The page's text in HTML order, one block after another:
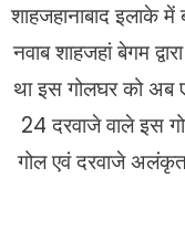
शाहजहानाबाद इलाके में
नवाब शाहजहां बेगम
था इस गोलघर को अब
24 दरवाजे वाले इस
गोल एवं दरवाजे